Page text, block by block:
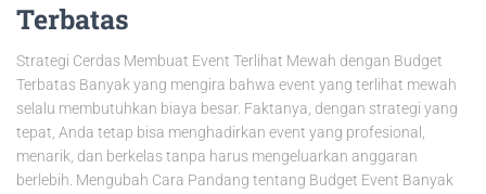
Terbatas
Strategi Cerdas Membuat Event Terlihat Mewah dengan Budget
Terbatas Banyak yang mengira bahwa event yang terlihat mewah
selalu membutuhkan biaya besar. Faktanya, dengan strategi yang
tepat, Anda tetap bisa menghadirkan event yang profesional,
menarik, dan berkelas tanpa harus mengeluarkan anggaran
berlebih. Mengubah Cara Pandang tentang Budget Event Banyak